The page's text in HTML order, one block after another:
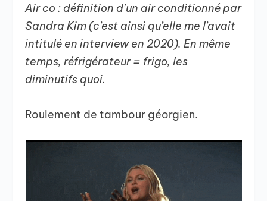
Air co : définition d’un air conditionné par
Sandra Kim (c’est ainsi qu’elle me l’avait
intitulé en interview en 2020). En même
temps, réfrigérateur = frigo, les
diminutifs quoi.
Roulement de tambour géorgien.